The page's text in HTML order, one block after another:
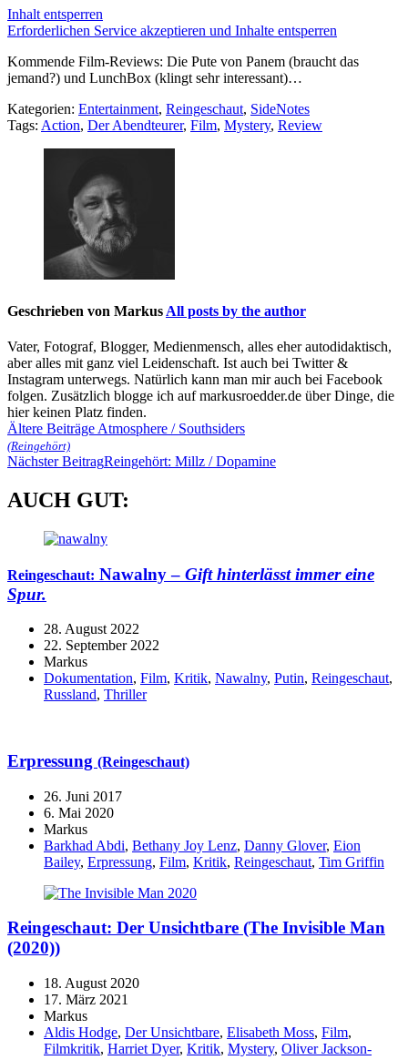
Inhalt entsperren
Erforderlichen Service akzeptieren und Inhalte entsperren
Kommende Film-Reviews: Die Pute von Panem (braucht das
jemand?) und LunchBox (klingt sehr interessant)…
Kategorien: Entertainment, Reingeschaut, SideNotes
Tags: Action, Der Abendteurer, Film, Mystery, Review
Geschrieben von Markus All posts by the author
Vater, Fotograf, Blogger, Medienmensch, alles eher autodidaktisch,
aber alles mit ganz viel Leidenschaft. Ist auch bei Twitter &
Instagram unterwegs. Natürlich kann man mir auch bei Facebook
folgen. Zusätzlich blogge ich auf markusroedder.de über Dinge, die
hier keinen Platz finden.
Beitragsnavigation
Ältere Beiträge Atmosphere / Southsiders
(Reingehört)
Nächster BeitragReingehört: Millz / Dopamine
AUCH GUT:
Reingeschaut: Nawalny – Gift hinterlässt immer eine
Spur.
28. August 2022
22. September 2022
Markus
Dokumentation, Film, Kritik, Nawalny, Putin, Reingeschaut,
Russland, Thriller
Erpressung (Reingeschaut)
26. Juni 2017
6. Mai 2020
Markus
Barkhad Abdi, Bethany Joy Lenz, Danny Glover, Eion
Bailey, Erpressung, Film, Kritik, Reingeschaut, Tim Griffin
Reingeschaut: Der Unsichtbare (The Invisible Man
(2020))
18. August 2020
17. März 2021
Markus
Aldis Hodge, Der Unsichtbare, Elisabeth Moss, Film,
Filmkritik, Harriet Dyer, Kritik, Mystery, Oliver Jackson-